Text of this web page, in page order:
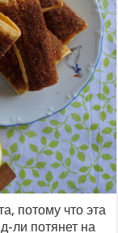
потому что эта
ли потянет на